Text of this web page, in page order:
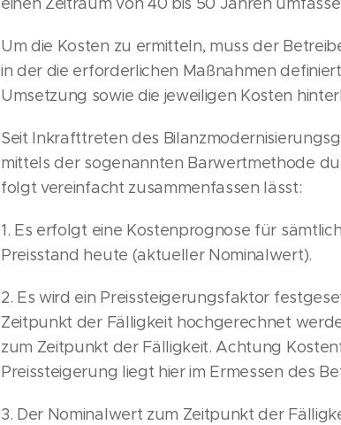
Um die Kosten zu ermitteln, muss der
in der die erforderlichen Maßnahmen
Umsetzung sowie die jeweiligen Kosten
Seit Inkrafttreten des
mittels der sogenannten Barwertmethode
folgt vereinfacht zusammenfassen lässt:
1. Es erfolgt eine Kostenprognose für
Preisstand heute (aktueller Nominalwert).
2. Es wird ein Preissteigerungsfaktor
Zeitpunkt der Fälligkeit hochgerechnet
zum Zeitpunkt der Fälligkeit. Achtung
Preissteigerung liegt hier im Ermessen des
3. Der Nominalwert zum Zeitpunkt der